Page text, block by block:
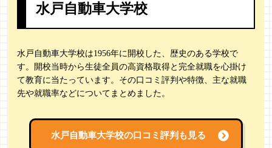
水戸自動車大学校
水戸自動車大学校は1956年に開校した、歴史のある学校で
す。開校当時から生徒全員の高資格取得と完全就職を心掛け
て教育に当たっています。その口コミ評判や特徴、主な就職
先や就職率などについてまとめました。
水戸自動車大学校の口コミ評判も見る